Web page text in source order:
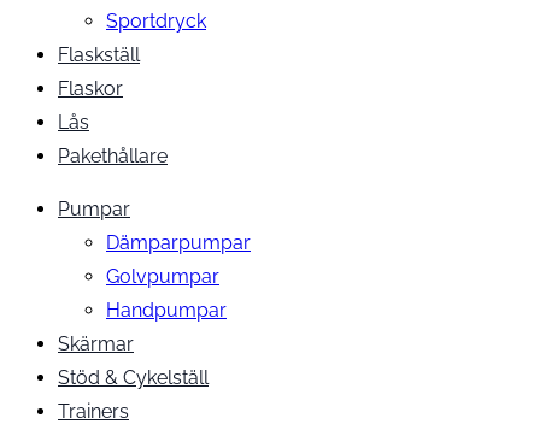
Sportdryck
Flaskställ
Flaskor
Lås
Pakethållare
Pumpar
Dämparpumpar
Golvpumpar
Handpumpar
Skärmar
Stöd & Cykelställ
Trainers